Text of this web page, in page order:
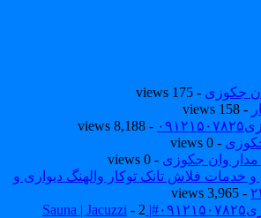
جکوزی - 175 views
-
- 8,188 views
- 0 views
وان جکوزی - 0 views
فلاش تانک توکار والهنگ دیواری و
- 3,965
- 2